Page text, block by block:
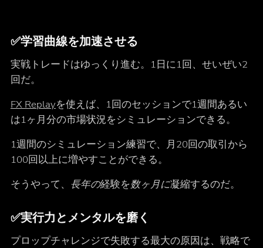
✅学習曲線を加速させる
実戦トレードはゆっくり進む。1日に1回、せいぜい2
回だ。
FX Replayを使えば、1回のセッションで1週間あるい
は1ヶ月分の市場状況をシミュレーションできる。
1週間のシミュレーション練習で、月20回の取引から
100回以上に増やすことができる。
そうやって、 長年の経験を数ヶ月に凝縮するのだ。
✅実行力とメンタルを磨く
プロップチャレンジで失敗する最大の原因は、戦略で